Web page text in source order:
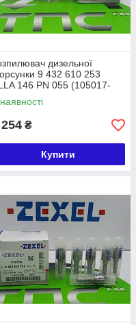
дизельної
9 432 610 253
146 PN 055 (105017-
ZEXEL ISUZU
₴
Купити